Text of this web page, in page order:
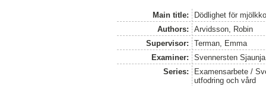
Main title:
Dödlighet för
Authors:
Arvidsson, Robin
Supervisor:
Terman, Emma
Examiner:
Svennersten
Series:
Examensarbete /
utfodring och vård